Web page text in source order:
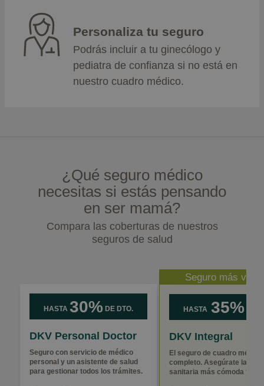
Personaliza tu seguro
Podrás incluir a tu ginecólogo y
pediatra de confianza si no está en
nuestro cuadro médico.
¿Qué seguro médico
necesitas si estás pensando
en ser mamá?
Compara las coberturas de nuestros
seguros de salud
HASTA 30% DE DTO.
DKV Personal Doctor
Seguro con servicio de médico
personal y un asistente de salud
para gestionar todos los trámites.
Seguro más
HASTA 35%
DKV Integral
El seguro de cuadro
completo. Asegúrate la
sanitaria más cómoda y